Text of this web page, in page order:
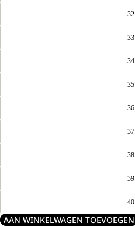
32
33
34
35
36
37
38
39
40
AAN WINKELWAGEN TOEVOEGEN